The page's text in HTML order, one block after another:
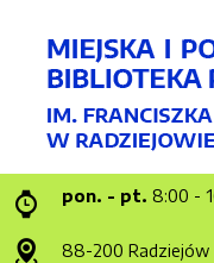
pon. - pt. 8:00 -
88-200 Radziejów